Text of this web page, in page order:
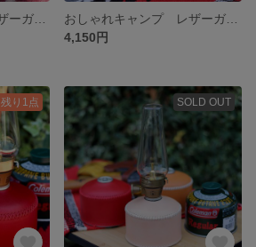
4,150円
残り1点 SOLD OUT